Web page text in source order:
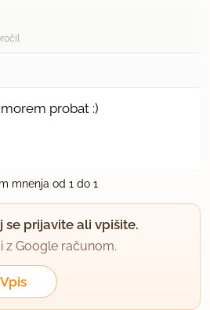
probat :)
mnenja od 1 do 1
se prijavite ali vpišite.
z Google računom.
Vpis